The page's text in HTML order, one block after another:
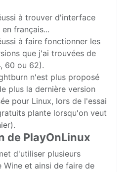
à trouver d'interface
français...
à faire fonctionner les
que j'ai trouvées de
60 ou 62).
n'est plus proposé
plus la dernière version
pour Linux, lors de l'essai
plante lorsqu'on veut
de PlayOnLinux
d'utiliser plusieurs
et ainsi de faire de